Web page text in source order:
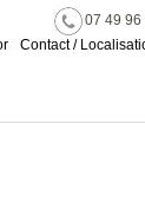
07 49 96
Contact /